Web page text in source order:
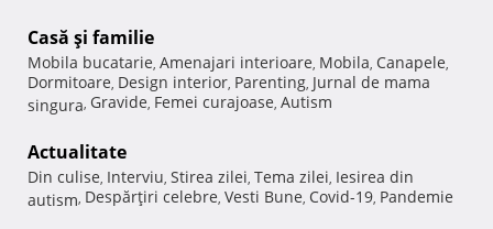
Casă şi familie
Mobila bucatarie, Amenajari interioare, Mobila, Canapele,
Dormitoare, Design interior, Parenting, Jurnal de mama
singura, Gravide, Femei curajoase, Autism
Actualitate
Din culise, Interviu, Stirea zilei, Tema zilei, Iesirea din
autism, Despărţiri celebre, Vesti Bune, Covid-19, Pandemie